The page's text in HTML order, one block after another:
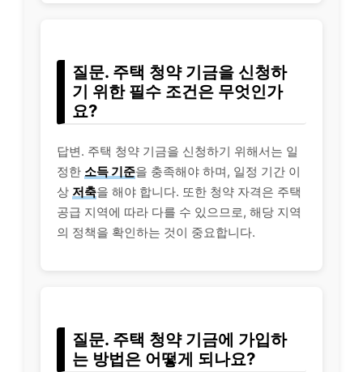
질문. 주택 청약 기금을 신청하
기 위한 필수 조건은 무엇인가
요?
답변. 주택 청약 기금을 신청하기 위해서는 일
정한 소득 기준을 충족해야 하며, 일정 기간 이
상 저축을 해야 합니다. 또한 청약 자격은 주택
공급 지역에 따라 다를 수 있으므로, 해당 지역
의 정책을 확인하는 것이 중요합니다.
질문. 주택 청약 기금에 가입하
는 방법은 어떻게 되나요?